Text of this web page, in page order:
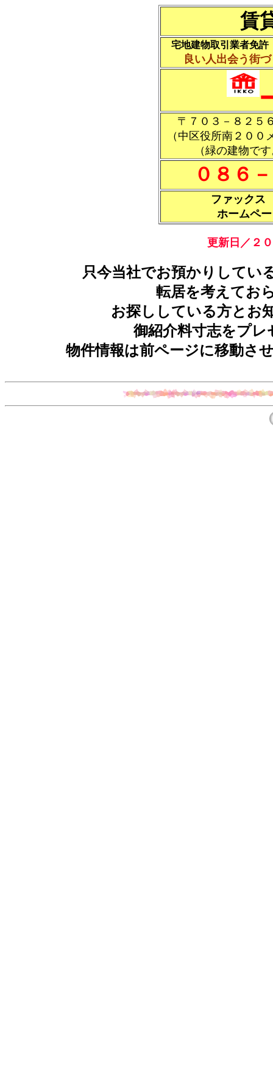
賃
宅地建物取引業者免
良い人出会う街
〒７０３－８２５
（中区役所南２０
（緑の建物で
０８６
ファックス
ホームペ
更新日／ ２
只今当社でお預かりしてい
転居を考えてお
お探ししている方とお
御紹介料寸志をプ
物件情報は前ページに移動さ